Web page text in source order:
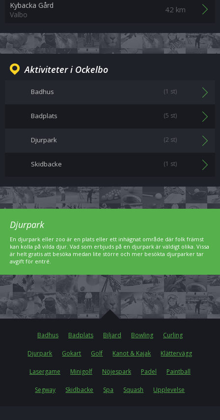
Kybacka Gård
Valbo
42 km
Aktiviteter i Ockelbo
Badhus (1 st)
Badplats (5 st)
Djurpark (2 st)
Skidbacke (1 st)
Djurpark
En djurpark eller zoo är en plats eller ett inhägnat område där folk främst
kan kolla på vilda djur. Vad som erbjuds på en djurpark är väldigt olika. Vissa
är helt gratis att besöka medan lite större och mer besökta djurparker tar
avgift för entré.
Badhus Badplats Biljard Bowling Curling
Djurpark Gokart Golf Kanot & Kajak Klättervägg
Lasergame Minigolf Nöjespark Padel Paintball
Segway Skidbacke Spa Squash Upplevelse